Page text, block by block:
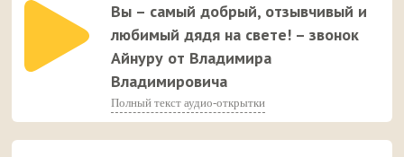
Вы – самый добрый, отзывчивый и
любимый дядя на свете! – звонок
Айнуру от Владимира
Владимировича
Полный текст аудио-открытки